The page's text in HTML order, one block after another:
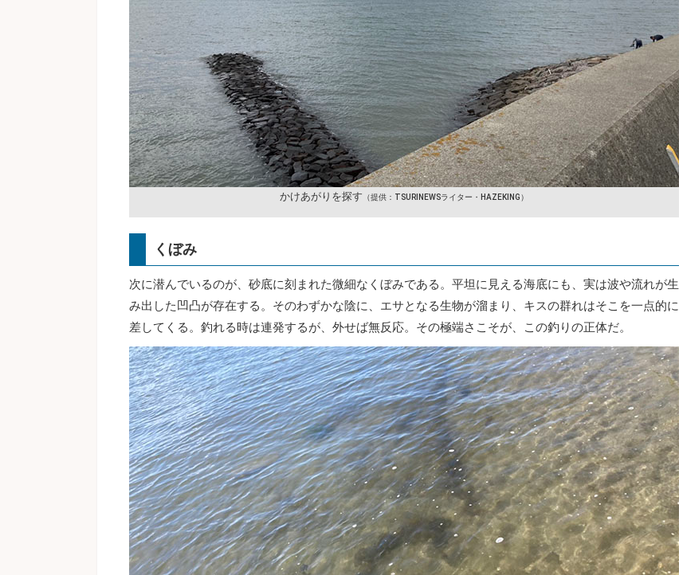
かけあがりを探す （提供：TSURINEWSライター・HAZEKING）
くぼみ
次に潜んでいるのが、砂底に刻まれた微細なくぼみである。平坦に見える海底にも、実は波や流れが生
み出した凹凸が存在する。そのわずかな陰に、エサとなる生物が溜まり、キスの群れはそこを一点的に
差してくる。釣れる時は連発するが、外せば無反応。その極端さこそが、この釣りの正体だ。